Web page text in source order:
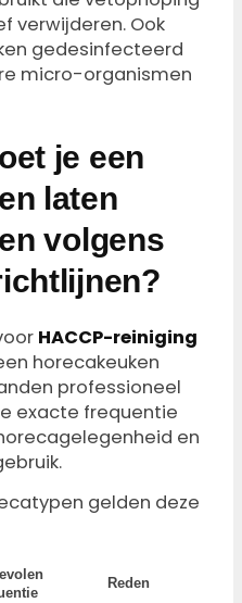
verwijderen. Ook
gedesinfecteerd
micro-organismen
je een
laten
volgens
HACCP-reiniging
horecakeuken
professioneel
exacte frequentie
en
gelden deze
Reden